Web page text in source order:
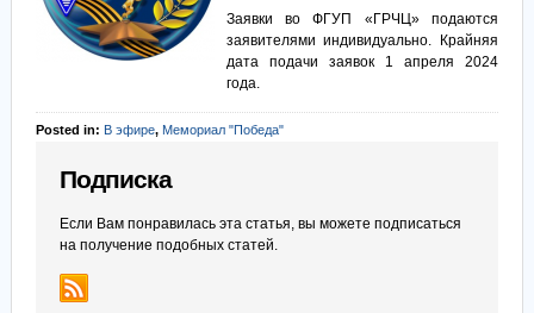
Заявки во ФГУП «ГРЧЦ» подаются
заявителями индивидуально. Крайняя
дата подачи заявок 1 апреля 2024
года.
Posted in: В эфире, Мемориал "Победа"
Подписка
Если Вам понравилась эта статья, вы можете подписаться
на получение подобных статей.